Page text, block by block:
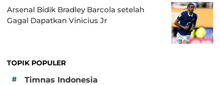
Arsenal Bidik Bradley Barcola setelah
Gagal Dapatkan Vinicius Jr
TOPIK POPULER
#
Timnas Indonesia